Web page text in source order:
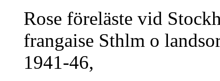
Rose föreläste vid
frangaise Sthlm o
1941-46,